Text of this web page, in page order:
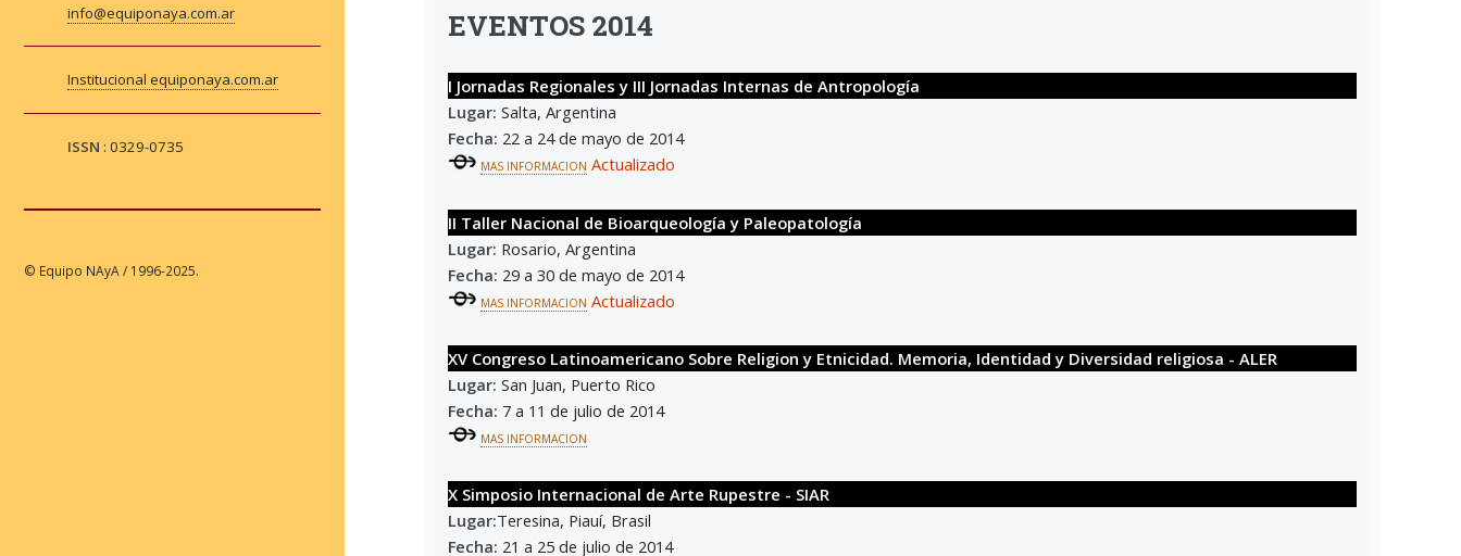
EVENTOS 2014
I Jornadas Regionales y III Jornadas Internas de Antropología
Lugar: Salta, Argentina
Fecha: 22 a 24 de mayo de 2014
MAS INFORMACION Actualizado
II Taller Nacional de Bioarqueología y Paleopatología
Lugar: Rosario, Argentina
Fecha: 29 a 30 de mayo de 2014
MAS INFORMACION Actualizado
XV Congreso Latinoamericano Sobre Religion y Etnicidad. Memoria, Identidad y Diversidad religiosa - ALER
Lugar: San Juan, Puerto Rico
Fecha: 7 a 11 de julio de 2014
MAS INFORMACION
X Simposio Internacional de Arte Rupestre - SIAR
Lugar:Teresina, Piauí, Brasil
Fecha: 21 a 25 de julio de 2014
info@equiponaya.com.ar
Institucional equiponaya.com.ar
ISSN : 0329-0735
© Equipo NAyA / 1996-2025.